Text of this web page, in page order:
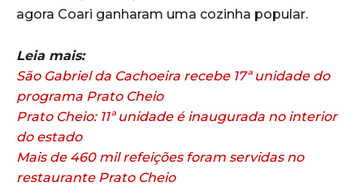
agora Coari ganharam uma cozinha popular.
Leia mais:
São Gabriel da Cachoeira recebe 17ª unidade do
programa Prato Cheio
Prato Cheio: 11ª unidade é inaugurada no interior
do estado
Mais de 460 mil refeições foram servidas no
restaurante Prato Cheio